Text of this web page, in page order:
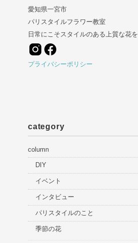
愛知県一宮市
パリスタイルフラワー教室
日常にこそスタイルのある上質な花を
プライバシーポリシー
category
column
DIY
イベント
インタビュー
パリスタイルのこと
季節の花